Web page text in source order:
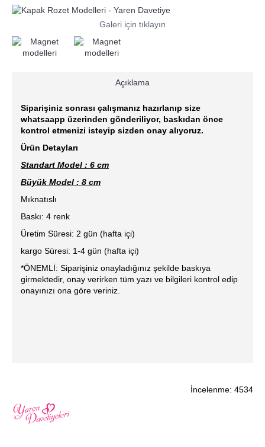
Galeri için tıklayın
Açıklama
Siparişiniz sonrası çalışmanız hazırlanıp size
whatsaapp üzerinden gönderiliyor, baskıdan önce
kontrol etmenizi isteyip sizden onay alıyoruz.
Ürün Detayları
Standart Model : 6 cm
Büyük Model : 8 cm
Mıknatıslı
Baskı: 4 renk
Üretim Süresi: 2 gün (hafta içi)
kargo Süresi: 1-4 gün (hafta içi)
*ÖNEMLİ: Siparişiniz onayladığınız şekilde baskıya
girmektedir, onay verirken tüm yazı ve bilgileri kontrol edip
onayınızı ona göre veriniz.
İncelenme: 4534